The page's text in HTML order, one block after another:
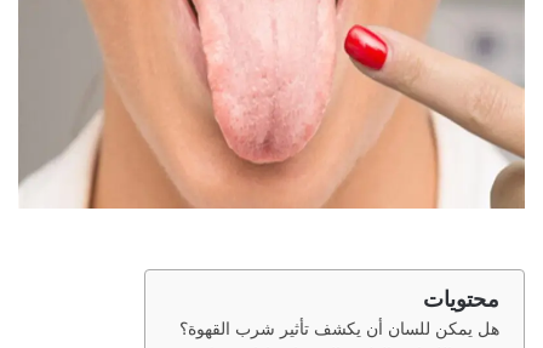
محتويات
هل يمكن للسان أن يكشف تأثير شرب القهوة؟